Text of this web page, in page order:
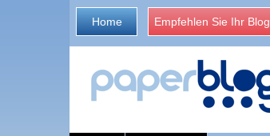
Home Empfehlen Sie Ihr Blog